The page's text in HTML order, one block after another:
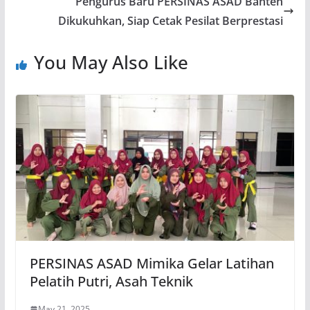
Dikukuhkan, Siap Cetak Pesilat Berprestasi
You May Also Like
PERSINAS ASAD Mimika Gelar Latihan
Pelatih Putri, Asah Teknik